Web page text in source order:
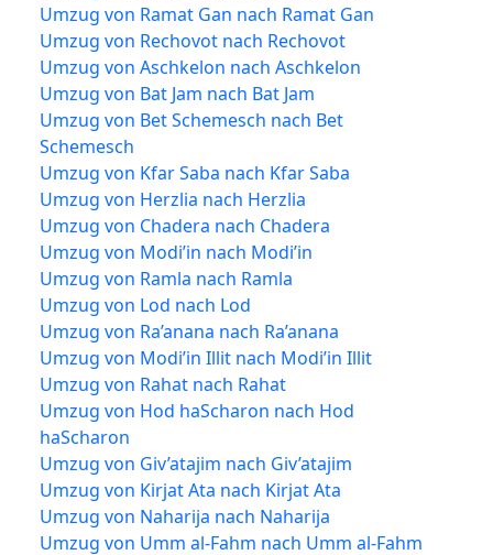
Umzug von Ramat Gan nach Ramat Gan
Umzug von Rechovot nach Rechovot
Umzug von Aschkelon nach Aschkelon
Umzug von Bat Jam nach Bat Jam
Umzug von Bet Schemesch nach Bet
Schemesch
Umzug von Kfar Saba nach Kfar Saba
Umzug von Herzlia nach Herzlia
Umzug von Chadera nach Chadera
Umzug von Modi’in nach Modi’in
Umzug von Ramla nach Ramla
Umzug von Lod nach Lod
Umzug von Ra’anana nach Ra’anana
Umzug von Modi’in Illit nach Modi’in Illit
Umzug von Rahat nach Rahat
Umzug von Hod haScharon nach Hod
haScharon
Umzug von Giv’atajim nach Giv’atajim
Umzug von Kirjat Ata nach Kirjat Ata
Umzug von Naharija nach Naharija
Umzug von Umm al-Fahm nach Umm al-Fahm